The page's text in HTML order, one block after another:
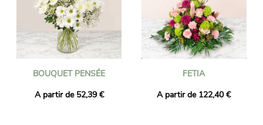
BOUQUET PENSÉE
A partir de 52,39 €
FETIA
A partir de 122,40 €